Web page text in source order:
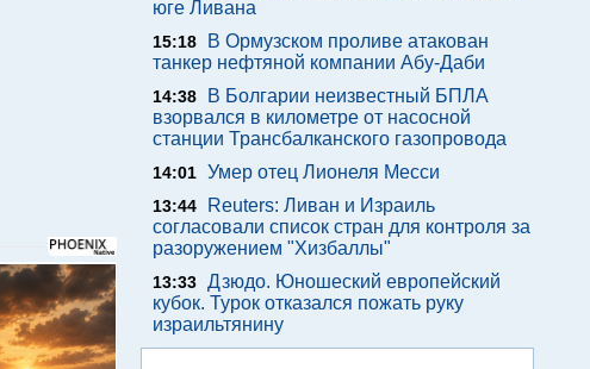
юге Ливана
15:18
В Ормузском проливе атакован
танкер нефтяной компании Абу-Даби
14:38
В Болгарии неизвестный БПЛА
взорвался в километре от насосной
станции Трансбалканского газопровода
14:01 Умер отец Лионеля Месси
13:44
Reuters: Ливан и Израиль
согласовали список стран для контроля за
разоружением "Хизбаллы"
13:33 Дзюдо. Юношеский европейский
кубок. Турок отказался пожать руку
израильтянину